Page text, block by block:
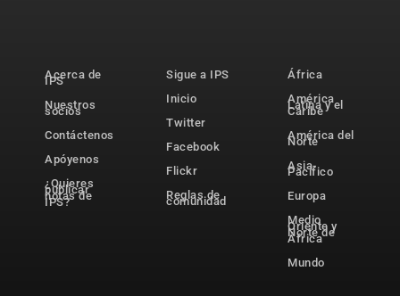
Acerca de
IPS
Nuestros
socios
Contáctenos
Apóyenos
¿Quieres
publicar
notas de
IPS?
Sigue a IPS
Inicio
Twitter
Facebook
Flickr
Reglas de
comunidad
África
América
Latina y el
Caribe
América del
Norte
Asia-
Pacífico
Europa
Medio
Oriente y
Norte de
África
Mundo